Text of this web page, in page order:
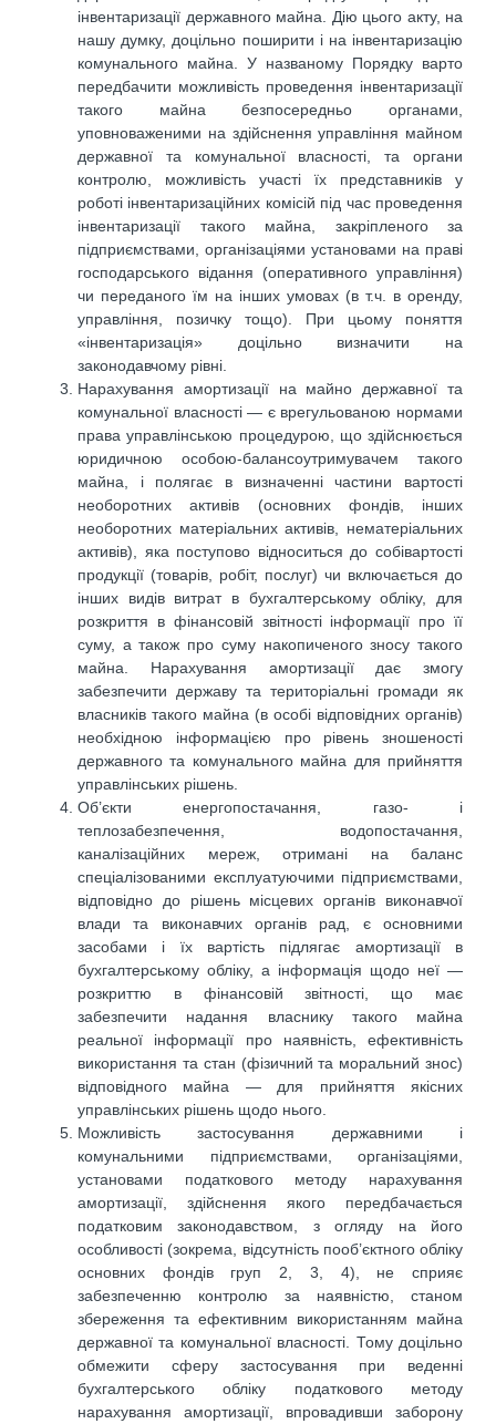
інвентаризації державного майна. Дію цього акту, на
нашу думку, доцільно поширити і на інвентаризацію
комунального майна. У названому Порядку варто
передбачити можливість проведення інвентаризації
такого майна безпосередньо органами,
уповноваженими на здійснення управління майном
державної та комунальної власності, та органи
контролю, можливість участі їх представників у
роботі інвентаризаційних комісій під час проведення
інвентаризації такого майна, закріпленого за
підприємствами, організаціями установами на праві
господарського відання (оперативного управління)
чи переданого їм на інших умовах (в т.ч. в оренду,
управління, позичку тощо). При цьому поняття
«інвентаризація» доцільно визначити на
законодавчому рівні.
Нарахування амортизації на майно державної та
комунальної власності — є врегульованою нормами
права управлінською процедурою, що здійснюється
юридичною особою-балансоутримувачем такого
майна, і полягає в визначенні частини вартості
необоротних активів (основних фондів, інших
необоротних матеріальних активів, нематеріальних
активів), яка поступово відноситься до собівартості
продукції (товарів, робіт, послуг) чи включається до
інших видів витрат в бухгалтерському обліку, для
розкриття в фінансовій звітності інформації про її
суму, а також про суму накопиченого зносу такого
майна. Нарахування амортизації дає змогу
забезпечити державу та територіальні громади як
власників такого майна (в особі відповідних органів)
необхідною інформацією про рівень зношеності
державного та комунального майна для прийняття
управлінських рішень.
Об’єкти енергопостачання, газо- і
теплозабезпечення, водопостачання,
каналізаційних мереж, отримані на баланс
спеціалізованими експлуатуючими підприємствами,
відповідно до рішень місцевих органів виконавчої
влади та виконавчих органів рад, є основними
засобами і їх вартість підлягає амортизації в
бухгалтерському обліку, а інформація щодо неї —
розкриттю в фінансовій звітності, що має
забезпечити надання власнику такого майна
реальної інформації про наявність, ефективність
використання та стан (фізичний та моральний знос)
відповідного майна — для прийняття якісних
управлінських рішень щодо нього.
Можливість застосування державними і
комунальними підприємствами, організаціями,
установами податкового методу нарахування
амортизації, здійснення якого передбачається
податковим законодавством, з огляду на його
особливості (зокрема, відсутність пооб’єктного обліку
основних фондів груп 2, 3, 4), не сприяє
забезпеченню контролю за наявністю, станом
збереження та ефективним використанням майна
державної та комунальної власності. Тому доцільно
обмежити сферу застосування при веденні
бухгалтерського обліку податкового методу
нарахування амортизації, впровадивши заборону